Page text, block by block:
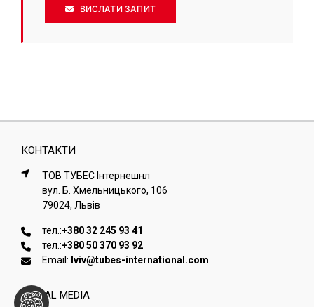
ВИСЛАТИ ЗАПИТ
КОНТАКТИ
ТОВ ТУБЕС Iнтернешнл
вул. Б. Хмельницького, 106
79024, Львiв
тел.:+380 32 245 93 41
тел.:+380 50 370 93 92
Email: lviv@tubes-international.com
SOCIAL MEDIA